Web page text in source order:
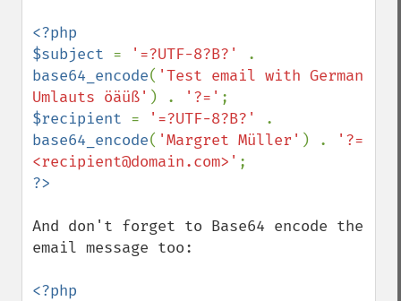
<?php
$subject = '=?UTF-8?B?'
base64_encode( 'Test email with German
Umlauts öäüß' ) . '?='
$recipient = '=?UTF-8?B?'
base64_encode( 'Margret Müller' ) .
'?=
<recipient@domain.com>'
And don't forget to Base64 encode the
email message too:
<?php